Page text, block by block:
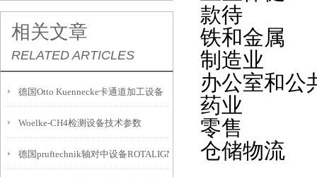
相关文章
RELATED ARTICLES
德国Otto Kuennecke卡通道加工设备
Woelke-CH4检测设备技术参数
德国pruftechnik轴对中设备ROTALIGN Touch
款待
铁和金属
制造业
办公室和公
药业
零售
仓储物流